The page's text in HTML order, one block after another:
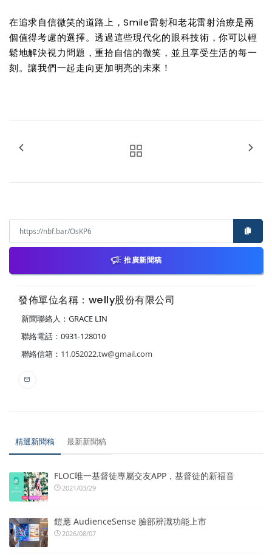
在追求自信微笑的道路上，Smile雷射和老花雷射治療是兩
個值得考慮的選擇。透過這些現代化的眼科技術，你可以輕
鬆地解決視力問題，重拾自信的微笑，並且享受生活的每一
刻。讓我們一起走向更加明亮的未來！
推廣新聞稿
發佈單位名稱：welly股份有限公司
新聞聯絡人：GRACE LIN
聯絡電話：0931-128010
聯絡信箱： 11.052022.tw@gmail.com
精選新聞稿 最新新聞稿
FLOC唯一基督徒專屬交友APP，基督徒的新福音
2021/03/29
鎧應 AudienceSense 臉部辨識功能上市
2026/08/07